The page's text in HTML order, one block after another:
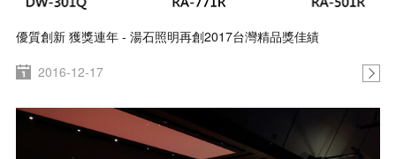
優質創新 獲獎連年 - 湯石照明再創2017台灣精品獎佳績
2016-12-17